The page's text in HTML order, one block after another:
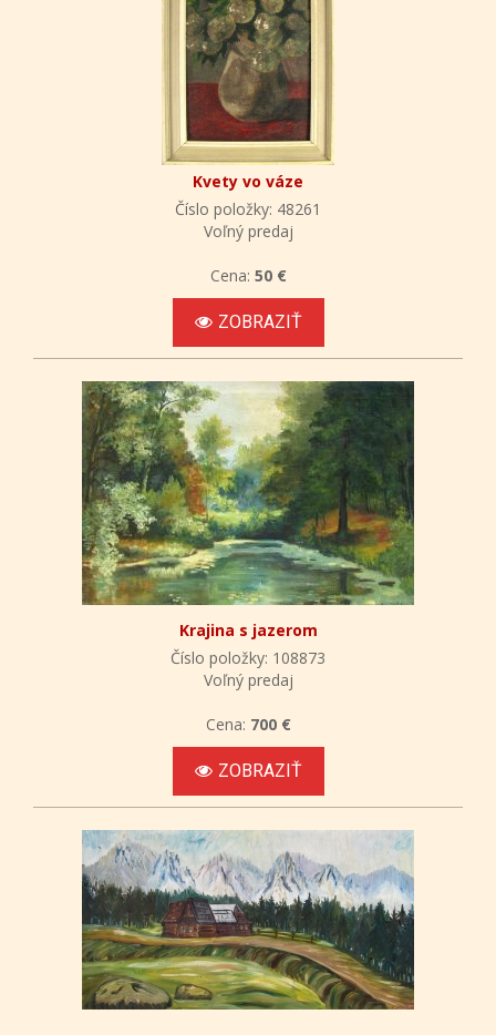
Kvety vo váze
Číslo položky: 48261
Voľný predaj
Cena: 50 €
ZOBRAZIŤ
Krajina s jazerom
Číslo položky: 108873
Voľný predaj
Cena: 700 €
ZOBRAZIŤ